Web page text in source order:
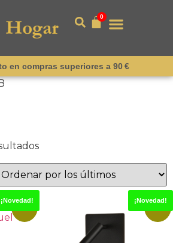
0
en compras superiores a 90 €
¡Novedad! ¡Novedad!